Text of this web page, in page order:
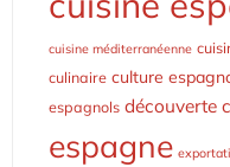
cuisine méditerranéenne
culinaire culture
espagnols découverte
espagne